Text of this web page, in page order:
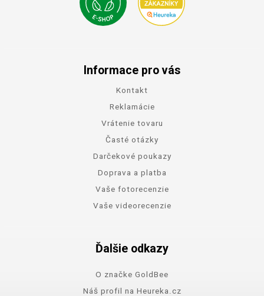
Informace pro vás
Kontakt
Reklamácie
Vrátenie tovaru
Časté otázky
Darčekové poukazy
Doprava a platba
Vaše fotorecenzie
Vaše videorecenzie
Ďalšie odkazy
O značke GoldBee
Náš profil na Heureka.cz